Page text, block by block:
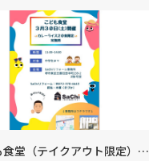
食堂（テイクアウト限定）い